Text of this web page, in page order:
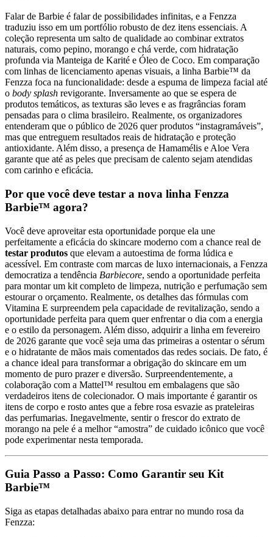
Falar de Barbie é falar de possibilidades infinitas, e a Fenzza
traduziu isso em um portfólio robusto de dez itens essenciais. A
coleção representa um salto de qualidade ao combinar extratos
naturais, como pepino, morango e chá verde, com hidratação
profunda via Manteiga de Karité e Óleo de Coco. Em comparação
com linhas de licenciamento apenas visuais, a linha Barbie™ da
Fenzza foca na funcionalidade: desde a espuma de limpeza facial até
o body splash revigorante. Inversamente ao que se espera de
produtos temáticos, as texturas são leves e as fragrâncias foram
pensadas para o clima brasileiro. Realmente, os organizadores
entenderam que o público de 2026 quer produtos “instagramáveis”,
mas que entreguem resultados reais de hidratação e proteção
antioxidante. Além disso, a presença de Hamamélis e Aloe Vera
garante que até as peles que precisam de calento sejam atendidas
com carinho e eficácia.
Por que você deve testar a nova linha Fenzza
Barbie™ agora?
Você deve aproveitar esta oportunidade porque ela une
perfeitamente a eficácia do skincare moderno com a chance real de
testar produtos que elevam a autoestima de forma lúdica e
acessível. Em contraste com marcas de luxo internacionais, a Fenzza
democratiza a tendência Barbiecore, sendo a oportunidade perfeita
para montar um kit completo de limpeza, nutrição e perfumação sem
estourar o orçamento. Realmente, os detalhes das fórmulas com
Vitamina E surpreendem pela capacidade de revitalização, sendo a
oportunidade perfeita para quem quer enfrentar o dia com a energia
e o estilo da personagem. Além disso, adquirir a linha em fevereiro
de 2026 garante que você seja uma das primeiras a ostentar o sérum
e o hidratante de mãos mais comentados das redes sociais. De fato, é
a chance ideal para transformar a obrigação do skincare em um
momento de puro prazer e diversão. Surpreendentemente, a
colaboração com a Mattel™ resultou em embalagens que são
verdadeiros itens de colecionador. O mais importante é garantir os
itens de corpo e rosto antes que a febre rosa esvazie as prateleiras
das perfumarias. Inegavelmente, sentir o frescor do extrato de
morango na pele é a melhor “amostra” de cuidado icônico que você
pode experimentar nesta temporada.
Guia Passo a Passo: Como Garantir seu Kit
Barbie™
Siga as etapas detalhadas abaixo para entrar no mundo rosa da
Fenzza: